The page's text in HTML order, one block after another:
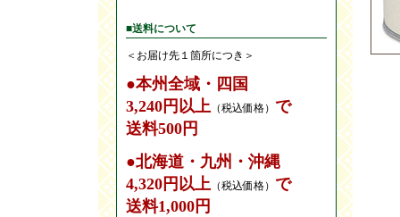
■送料について
＜お届け先１箇所につき＞
●本州全域・四国
3,240円以上 （税込価格） で
送料500円
●北海道・九州・沖縄
4,320円以上 （税込価格） で
送料1,000円